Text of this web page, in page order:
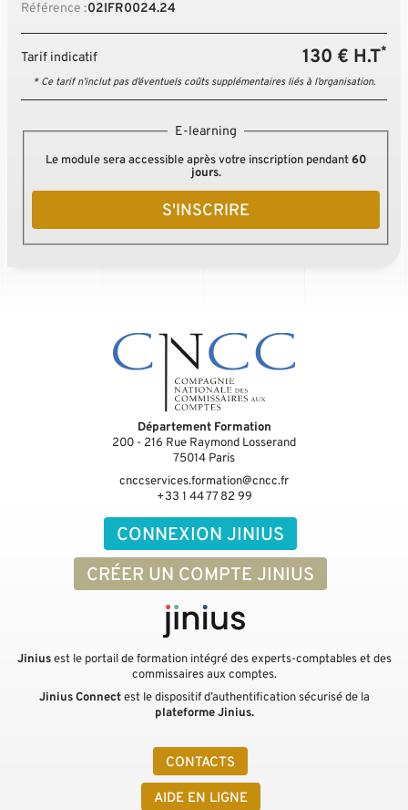
Référence :02IFR0024.24
Tarif indicatif 130 € H.T*
* Ce tarif n’inclut pas d’éventuels coûts supplémentaires liés à l’organisation.
E-learning
Le module sera accessible après votre inscription pendant60
jours.
S'INSCRIRE
CONNEXION JINIUS
CRÉER UN COMPTE JINIUS
CONTACTS
AIDE EN LIGNE
Département Formation
200 - 216 Rue Raymond Losserand
75014 Paris
cnccservices.formation@cncc.fr
+33 1 44 77 82 99
Jiniusest le portail de formation intégré des experts-comptables et des
commissaires aux comptes.
Jinius Connectest le dispositif d’authentification sécurisé de la
plateforme Jinius.